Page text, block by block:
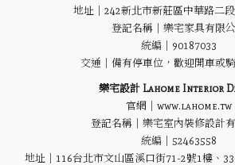
地址｜ 242新北市新莊區中華路二
登記名稱｜樂宅家具有限
統編｜90187033
交通｜備有停車位，歡迎開車或
樂宅設計 Lahome Interior
官網｜www.lahome.tw
登記名稱｜樂宅室內裝修設計
統編｜52463558
地址｜116台北市文山區溪口街71-2號1樓、